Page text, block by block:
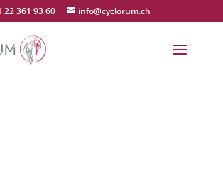
22 361 93 60 info@cyclorum.ch